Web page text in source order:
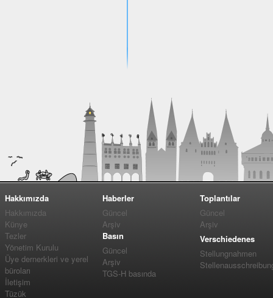
Hakkımızda
Hakkımızda
Künye
Tezler
Yönetim Kurulu
Üye dernerkleri ve yerel
büroları
İletişim
Tüzük
Haberler
Güncel
Arşiv
Basın
Güncel
Arşiv
TGS-H basında
Toplantılar
Güncel
Arşiv
Verschiedenes
Stellungnahmen